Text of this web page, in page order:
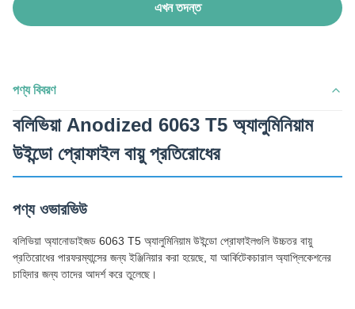
এখন তদন্ত
পণ্য বিবরণ
বলিভিয়া Anodized 6063 T5 অ্যালুমিনিয়াম
উইন্ডো প্রোফাইল বায়ু প্রতিরোধের
পণ্য ওভারভিউ
বলিভিয়া অ্যানোডাইজড 6063 T5 অ্যালুমিনিয়াম উইন্ডো প্রোফাইলগুলি উচ্চতর বায়ু
প্রতিরোধের পারফরম্যান্সের জন্য ইঞ্জিনিয়ার করা হয়েছে, যা আর্কিটেকচারাল অ্যাপ্লিকেশনের
চাহিদার জন্য তাদের আদর্শ করে তুলেছে।